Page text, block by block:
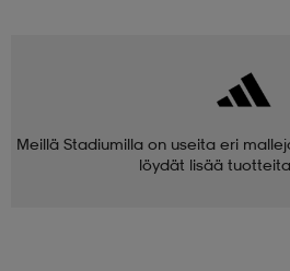
Meillä Stadiumilla on useita eri
löydät lisää tuotteita